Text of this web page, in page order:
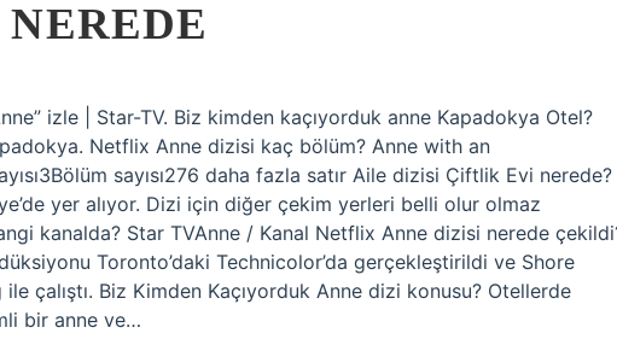
izle | Star-TV. Biz kimden kaçıyorduk anne Kapadokya Otel?
Netflix Anne dizisi kaç bölüm? Anne with an
sayısı276 daha fazla satır Aile dizisi Çiftlik Evi nerede?
yer alıyor. Dizi için diğer çekim yerleri belli olur olmaz
kanalda? Star TVAnne / Kanal Netflix Anne dizisi nerede
Toronto’daki Technicolor’da gerçekleştirildi ve Shore
çalıştı. Biz Kimden Kaçıyorduk Anne dizi konusu? Otellerde
bir anne ve…